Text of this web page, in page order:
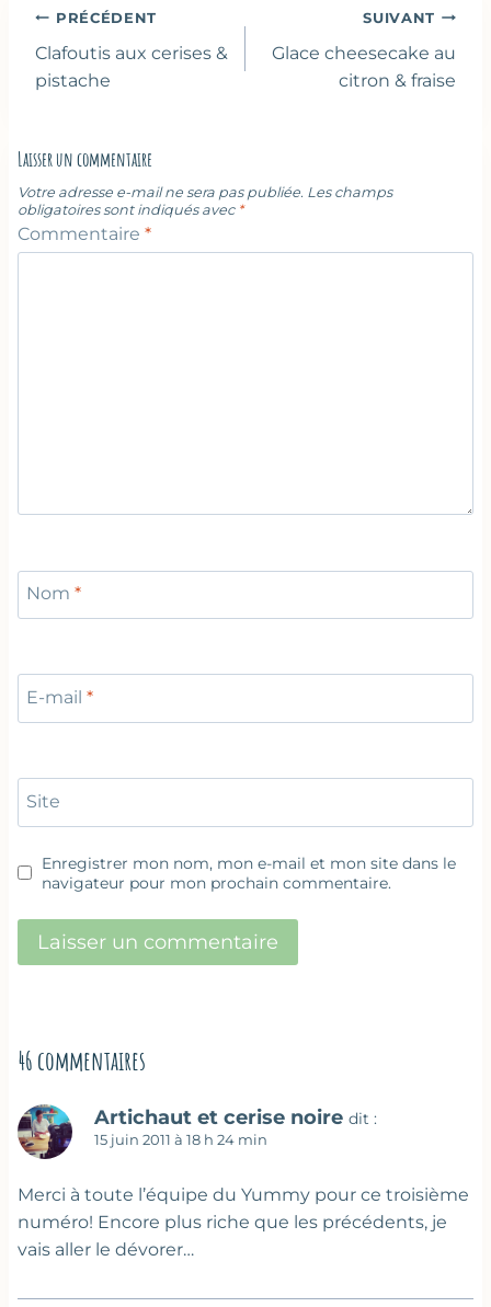
Navigation
de
l’article
PRÉCÉDENT
Clafoutis aux cerises &
pistache
SUIVANT
Glace cheesecake au
citron & fraise
Laisser un commentaire
Votre adresse e-mail ne sera pas publiée. Les champs
obligatoires sont indiqués avec *
Commentaire *
Nom *
E-mail *
Site
Enregistrer mon nom, mon e-mail et mon site dans le
navigateur pour mon prochain commentaire.
46 commentaires
Artichaut et cerise noire dit :
15 juin 2011 à 18 h 24 min
Merci à toute l’équipe du Yummy pour ce troisième
numéro! Encore plus riche que les précédents, je
vais aller le dévorer…